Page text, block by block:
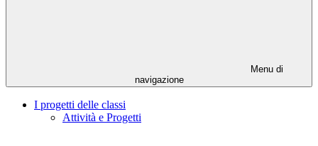
Menu di
navigazione
I progetti delle classi
Attività e Progetti